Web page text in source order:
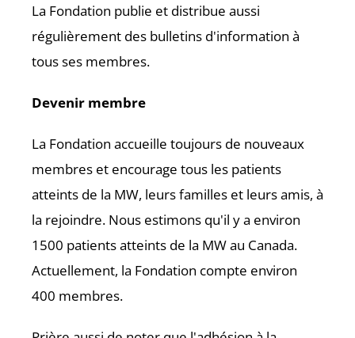
La Fondation publie et distribue aussi
régulièrement des bulletins d'information à
tous ses membres.
Devenir membre
La Fondation accueille toujours de nouveaux
membres et encourage tous les patients
atteints de la MW, leurs familles et leurs amis, à
la rejoindre. Nous estimons qu'il y a environ
1500 patients atteints de la MW au Canada.
Actuellement, la Fondation compte environ
400 membres.